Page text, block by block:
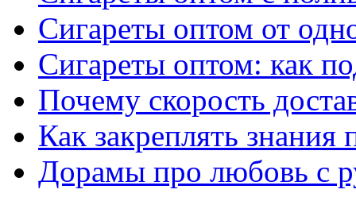
Сигареты оптом от
Сигареты оптом: как
Почему скорость
Как закреплять знания
Дорамы про любовь с